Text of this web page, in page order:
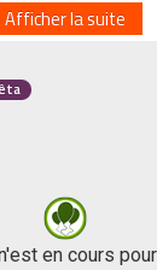
Afficher la suite
en cours